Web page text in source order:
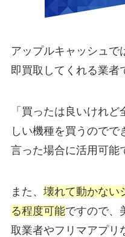
アップルキャッシュで
即買取してくれる業者
「買ったは良いけれ
しい機種を買うのでで
言った場合に活用可能
また、 壊れて動かない
る程度可能ですので、
取業者やフリマアプリ